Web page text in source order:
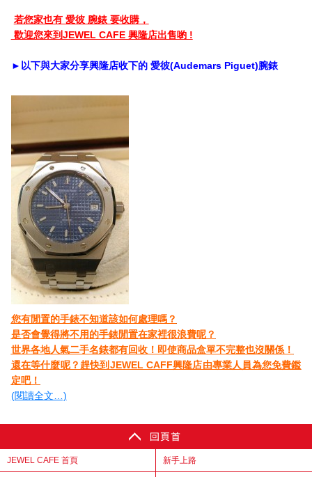
若您家也有 愛彼 腕錶 要收購，
歡迎您來到JEWEL CAFE 興隆店出售喲 !
►以下與大家分享興隆店收下的 愛彼(Audemars Piguet)腕錶
您有閒置的手錶不知道該如何處理嗎？
是否會覺得將不用的手錶閒置在家裡很浪費呢？
世界各地人氣二手名錶都有回收！即使商品盒單不完整也沒關係！
還在等什麼呢？趕快到JEWEL CAFF興隆店由專業人員為您免費鑑
定吧！
(閱讀全文…)
JEWEL CAFE 首頁 新手上路